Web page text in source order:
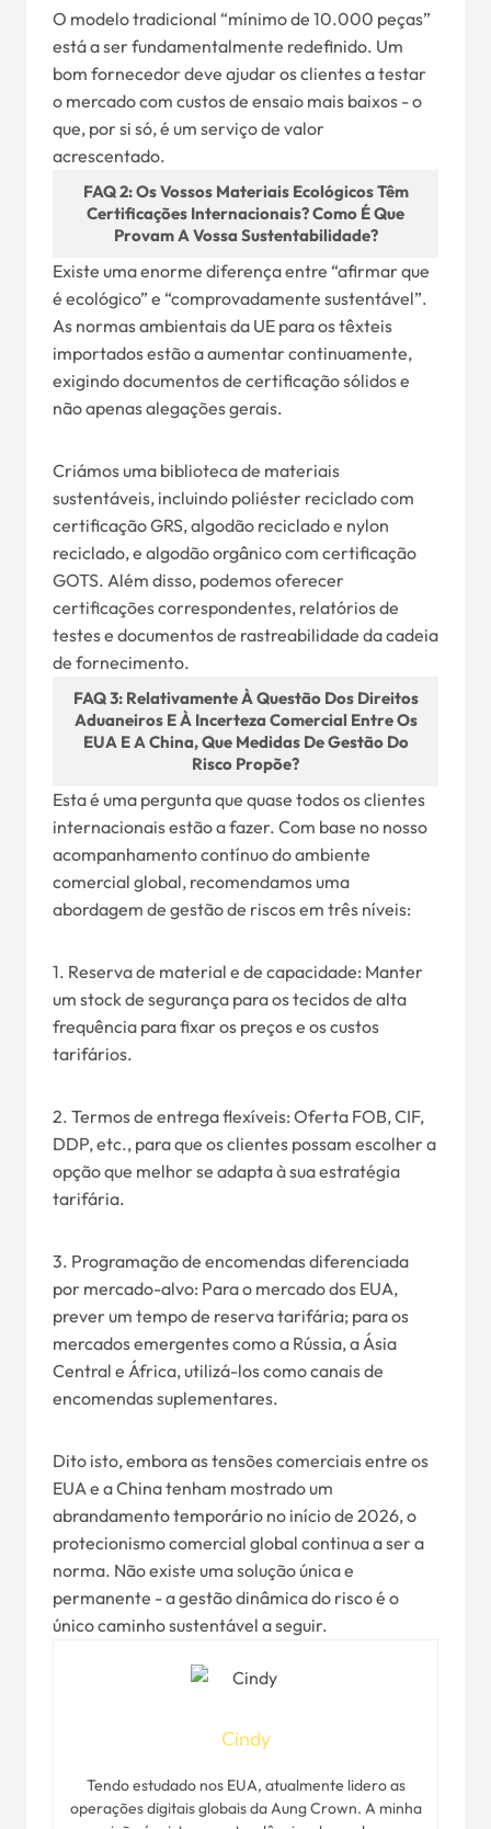
O modelo tradicional “mínimo de 10.000 peças”
está a ser fundamentalmente redefinido. Um
bom fornecedor deve ajudar os clientes a testar
o mercado com custos de ensaio mais baixos - o
que, por si só, é um serviço de valor
acrescentado.
FAQ 2: Os Vossos Materiais Ecológicos Têm
Certificações Internacionais? Como É Que
Provam A Vossa Sustentabilidade?
Existe uma enorme diferença entre “afirmar que
é ecológico” e “comprovadamente sustentável”.
As normas ambientais da UE para os têxteis
importados estão a aumentar continuamente,
exigindo documentos de certificação sólidos e
não apenas alegações gerais.
Criámos uma biblioteca de materiais
sustentáveis, incluindo poliéster reciclado com
certificação GRS, algodão reciclado e nylon
reciclado, e algodão orgânico com certificação
GOTS. Além disso, podemos oferecer
certificações correspondentes, relatórios de
testes e documentos de rastreabilidade da cadeia
de fornecimento.
FAQ 3: Relativamente À Questão Dos Direitos
Aduaneiros E À Incerteza Comercial Entre Os
EUA E A China, Que Medidas De Gestão Do
Risco Propõe?
Esta é uma pergunta que quase todos os clientes
internacionais estão a fazer. Com base no nosso
acompanhamento contínuo do ambiente
comercial global, recomendamos uma
abordagem de gestão de riscos em três níveis:
1. Reserva de material e de capacidade: Manter
um stock de segurança para os tecidos de alta
frequência para fixar os preços e os custos
tarifários.
2. Termos de entrega flexíveis: Oferta FOB, CIF,
DDP, etc., para que os clientes possam escolher a
opção que melhor se adapta à sua estratégia
tarifária.
3. Programação de encomendas diferenciada
por mercado-alvo: Para o mercado dos EUA,
prever um tempo de reserva tarifária; para os
mercados emergentes como a Rússia, a Ásia
Central e África, utilizá-los como canais de
encomendas suplementares.
Dito isto, embora as tensões comerciais entre os
EUA e a China tenham mostrado um
abrandamento temporário no início de 2026, o
protecionismo comercial global continua a ser a
norma. Não existe uma solução única e
permanente - a gestão dinâmica do risco é o
único caminho sustentável a seguir.
Cindy
Tendo estudado nos EUA, atualmente lidero as
operações digitais globais da Aung Crown. A minha